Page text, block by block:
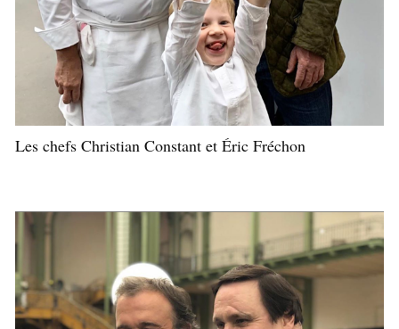
Les chefs Christian Constant et Éric Fréchon